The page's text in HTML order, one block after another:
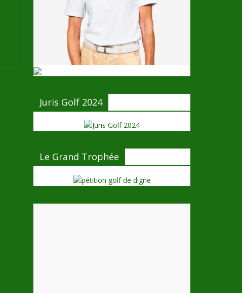
Juris Golf 2024
Le Grand Trophée